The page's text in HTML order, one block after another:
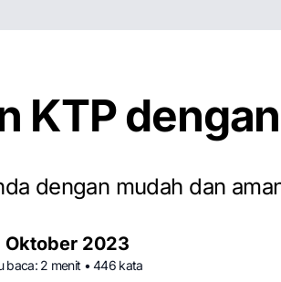
KTP
dengan mudah dan
Oktober 2023
baca: 2 menit • 446 kata